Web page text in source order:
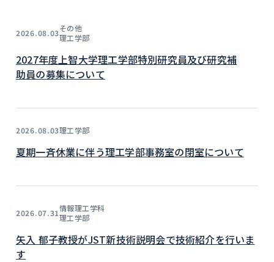
2026.08.03その他
理工学部
2027年度上智大学理工学部特別研究員及び研究補
助員の募集について
2026.08.03理工学部
夏期一斉休業に伴う理工学部事務室の閉室について
2026.07.31情報理工学科
理工学部
矢入 郁子教授がJST新技術説明会で技術紹介を行いま
す